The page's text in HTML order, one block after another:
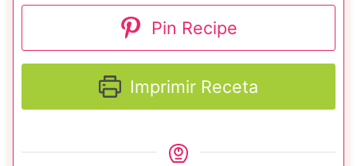
Pin Recipe
Imprimir Receta